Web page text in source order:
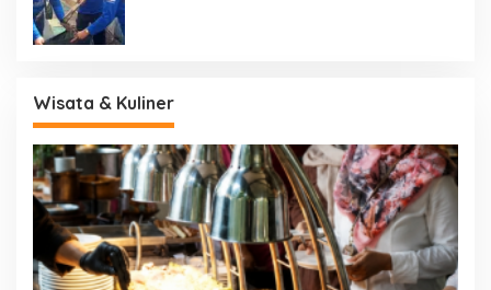
Wisata & Kuliner